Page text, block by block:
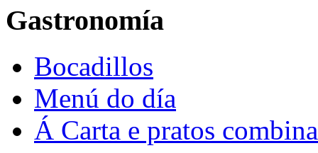
Gastronomía
Bocadillos
Menú do día
Á Carta e pratos